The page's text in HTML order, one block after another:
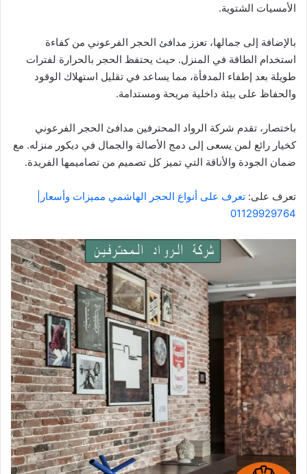
الأمسيات الشتوية.
بالإضافة إلى جمالها، تعزز مدافئ الحجر الفرعوني من كفاءة
استخدام الطاقة في المنزل. حيث يحتفظ الحجر بالحرارة لفترات
طويلة بعد إطفاء المدفأة، مما يساعد في تقليل استهلاك الوقود
والحفاظ على بيئة داخلية مريحة ومستدامة.
باختصار، تقدم شركة الرواد المحترفين مدافئ الحجر الفرعوني
كخيار رائع لمن يسعى إلى دمج الأصالة والجمال في ديكور منزله. مع
ضمان الجودة والأناقة التي تميز كل تصميم من تصاميمها الفريدة.
تعرف على: تعرف على أنواع الحجر الهاشمي مميزات وأسعار|
01129929764